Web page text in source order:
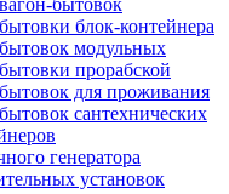
бытовок
блок-контейнера
модульных
прорабской
для проживания
сантехнических
генератора
установок